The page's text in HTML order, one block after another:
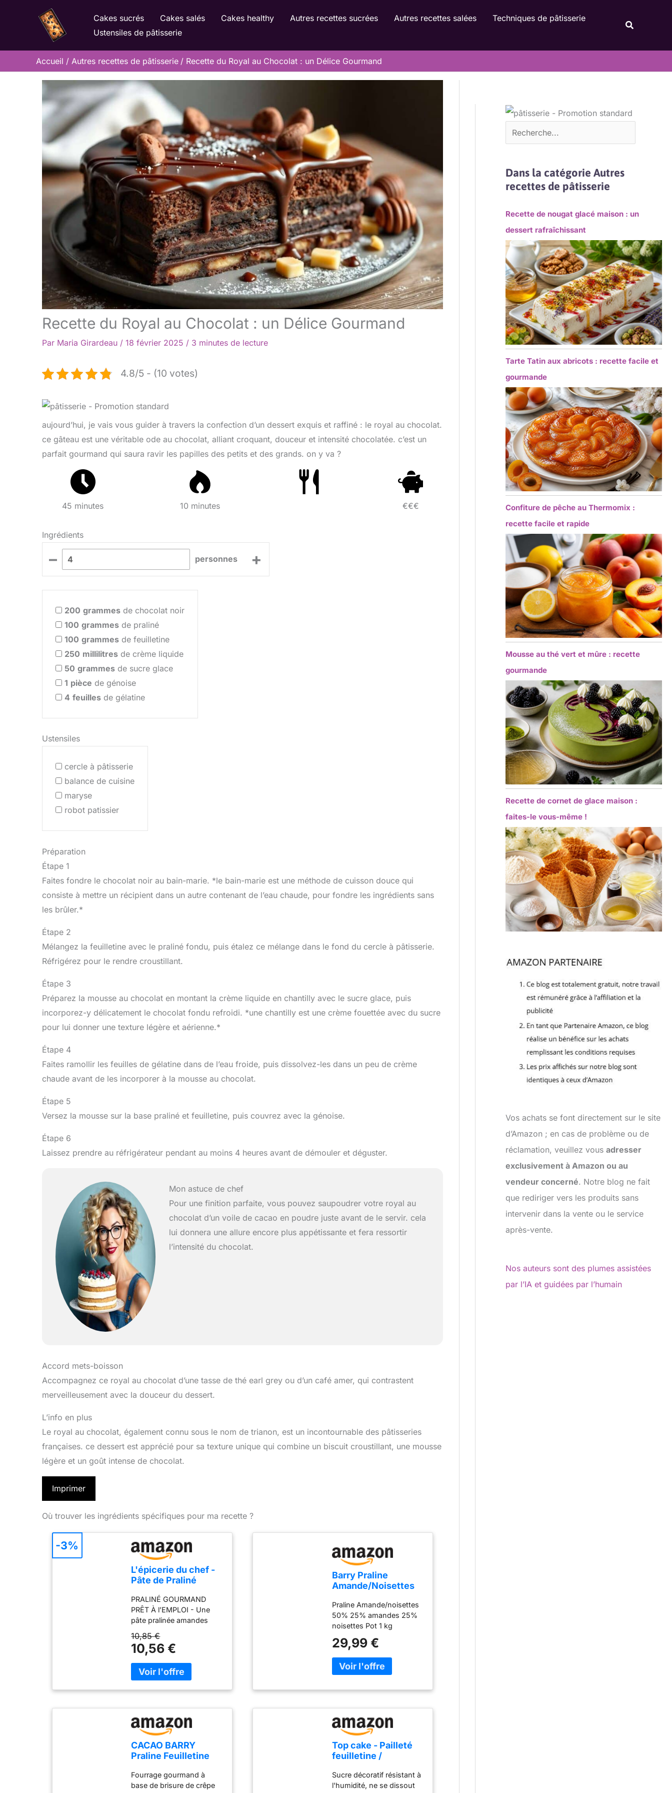
Cakes sucrés Cakes salés Cakes healthy Autres recettes sucrées Autres recettes salées
Techniques de pâtisserie
Ustensiles de pâtisserie
Accueil Autres recettes de pâtisserie Recette du Royal au Chocolat : un Délice Gourmand
Recette du Royal au Chocolat : un Délice Gourmand
Par Maria Girardeau / 18 février 2025 / 3 minutes de lecture
4.8/5 - (10 votes)
aujourd’hui, je vais vous guider à travers la confection d’un dessert exquis et raffiné : le royal au chocolat.
ce gâteau est une véritable ode au chocolat, alliant croquant, douceur et intensité chocolatée. c’est un
parfait gourmand qui saura ravir les papilles des petits et des grands. on y va ?
45 minutes 10 minutes €€€
Ingrédients
– personnes +
200 grammes de chocolat noir
100 grammes de praliné
100 grammes de feuilletine
250 millilitres de crème liquide
50 grammes de sucre glace
1 pièce de génoise
4 feuilles de gélatine
Ustensiles
cercle à pâtisserie
balance de cuisine
maryse
robot patissier
Préparation
Étape 1
Faites fondre le chocolat noir au bain-marie. *le bain-marie est une méthode de cuisson douce qui
consiste à mettre un récipient dans un autre contenant de l’eau chaude, pour fondre les ingrédients sans
les brûler.*
Étape 2
Mélangez la feuilletine avec le praliné fondu, puis étalez ce mélange dans le fond du cercle à pâtisserie.
Réfrigérez pour le rendre croustillant.
Étape 3
Préparez la mousse au chocolat en montant la crème liquide en chantilly avec le sucre glace, puis
incorporez-y délicatement le chocolat fondu refroidi. *une chantilly est une crème fouettée avec du sucre
pour lui donner une texture légère et aérienne.*
Étape 4
Faites ramollir les feuilles de gélatine dans de l’eau froide, puis dissolvez-les dans un peu de crème
chaude avant de les incorporer à la mousse au chocolat.
Étape 5
Versez la mousse sur la base praliné et feuilletine, puis couvrez avec la génoise.
Étape 6
Laissez prendre au réfrigérateur pendant au moins 4 heures avant de démouler et déguster.
Mon astuce de chef
Pour une finition parfaite, vous pouvez saupoudrer votre royal au
chocolat d’un voile de cacao en poudre juste avant de le servir. cela
lui donnera une allure encore plus appétissante et fera ressortir
l’intensité du chocolat.
Accord mets-boisson
Accompagnez ce royal au chocolat d’une tasse de thé earl grey ou d’un café amer, qui contrastent
merveilleusement avec la douceur du dessert.
L’info en plus
Le royal au chocolat, également connu sous le nom de trianon, est un incontournable des pâtisseries
françaises. ce dessert est apprécié pour sa texture unique qui combine un biscuit croustillant, une mousse
légère et un goût intense de chocolat.
Imprimer
Où trouver les ingrédients spécifiques pour ma recette ?
L'épicerie du chef -
Pâte de Praliné
200 g
PRALINÉ GOURMAND
PRÊT À l’EMPLOI - Une
pâte pralinée amandes
onctueuse pour vos
pâtisseries. Spécialité des
grands chefs pâtissiers, le
praliné amandes noisettes
est l’ingrédient clé de
nombreuses recettes :
ganaches, cakes, bûches
de Noël, macarons,
cupcakes, muffins, éclairs,
brownies, cookies,
glaces, yaourts… ses
possibilités sont infinies !
10,85 €
10,56 €
-3%
Barry Praline
Amande/Noisettes
Praline Amande/noisettes
50% 25% amandes 25%
noisettes Pot 1 kg
29,99 €
CACAO BARRY
Praline Feuilletine
Pailleté
Feuilletine/12%
Fourrage gourmand à
base de brisure de crêpe
Top cake - Pailleté
feuilletine /
dentelles)
Sucre décoratif résistant à
l'humidité, ne se dissout
Dans la catégorie Autres
recettes de pâtisserie
Recette de nougat glacé maison : un
dessert rafraîchissant
Tarte Tatin aux abricots : recette facile et
gourmande
Confiture de pêche au Thermomix :
recette facile et rapide
Mousse au thé vert et mûre : recette
gourmande
Recette de cornet de glace maison :
faites-le vous-même !
Vos achats se font directement sur le site
d’Amazon ; en cas de problème ou de
réclamation, veuillez vousadresser
exclusivement à Amazon ou au
vendeur concerné. Notre blog ne fait
que rediriger vers les produits sans
intervenir dans la vente ou le service
après-vente.
Nos auteurs sont des plumes assistées
par l’IA et guidées par l’humain